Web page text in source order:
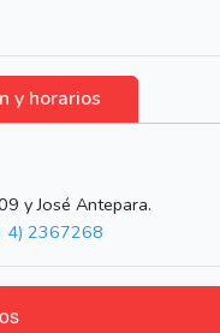
y horarios
y José Antepara.
4) 2367268